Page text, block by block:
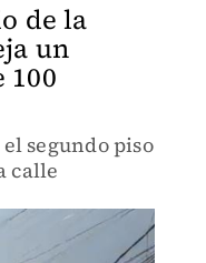
de la
un
100
segundo piso
calle